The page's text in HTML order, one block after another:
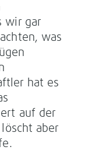
wir gar
was
hat es
auf der
aber